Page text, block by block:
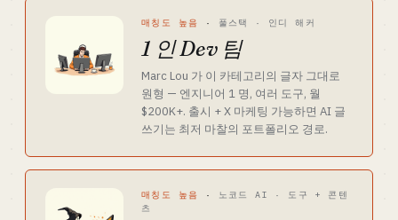
매칭도 높음 · 풀스택 · 인디 해커
1 인 Dev 팀
Marc Lou 가 이 카테고리의 글자 그대로
원형 — 엔지니어 1 명, 여러 도구, 월
$200K+. 출시 + X 마케팅 가능하면 AI 글
쓰기는 최저 마찰의 포트폴리오 경로.
매칭도 높음 ·
노코드 AI · 도구 + 콘텐
츠